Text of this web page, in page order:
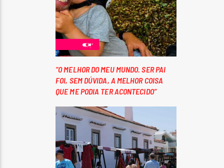
“O MELHOR DO MEU MUNDO. SER PAI
FOI, SEM DÚVIDA, A MELHOR COISA
QUE ME PODIA TER ACONTECIDO”